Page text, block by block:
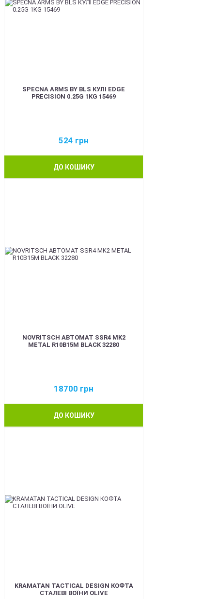
SPECNA ARMS BY BLS КУЛІ EDGE
PRECISION 0.25G 1KG 15469
524 грн
ДО КОШИКУ
NOVRITSCH АВТОМАТ SSR4 MK2
METAL R10B15M BLACK 32280
18700 грн
ДО КОШИКУ
KRAMATAN TACTICAL DESIGN КОФТА
СТАЛЕВІ ВОЇНИ OLIVE